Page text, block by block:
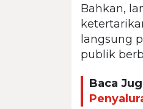
Bahkan,
langsung
publik
Baca